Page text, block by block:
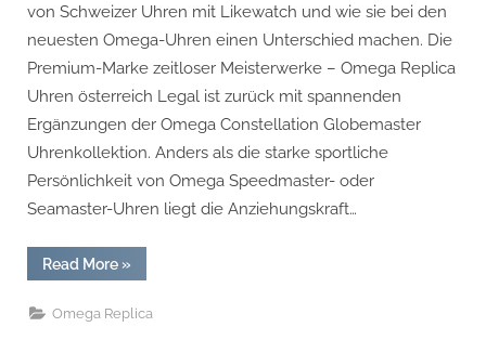
von Schweizer Uhren mit Likewatch und wie sie bei den
neuesten Omega-Uhren einen Unterschied machen. Die
Premium-Marke zeitloser Meisterwerke – Omega Replica
Uhren österreich Legal ist zurück mit spannenden
Ergänzungen der Omega Constellation Globemaster
Uhrenkollektion. Anders als die starke sportliche
Persönlichkeit von Omega Speedmaster- oder
Seamaster-Uhren liegt die Anziehungskraft…
Read More“Was
Ist
Jahreskalenderfunktion?
–
»
Omega Replica